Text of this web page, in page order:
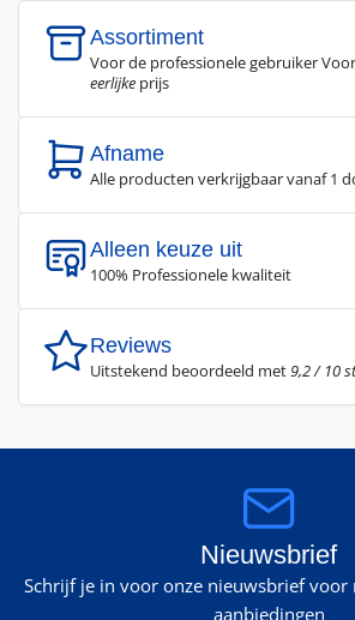
Assortiment
Voor de professionele gebruiker
eerlijke prijs
Afname
Alle producten verkrijgbaar vanaf 1
Alleen keuze uit
100% Professionele kwaliteit
Reviews
Uitstekend beoordeeld met9,2 / 10
Nieuwsbrief
Schrijf je in voor onze nieuwsbrief
aanbiedingen